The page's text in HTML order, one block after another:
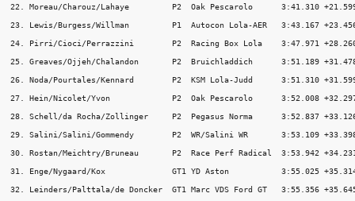
22. Moreau/Charouz/Lahaye         P2  Oak Pescarolo      3:41.310
23. Lewis/Burgess/Willman         P1  Autocon Lola-AER   3:43.167
24. Pirri/Cioci/Perrazzini        P2  Racing Box Lola    3:47.971
25. Greaves/Ojjeh/Chalandon       P2  Bruichladdich      3:51.189
26. Noda/Pourtales/Kennard        P2  KSM Lola-Judd      3:51.310
27. Hein/Nicolet/Yvon             P2  Oak Pescarolo      3:52.008
28. Schell/da Rocha/Zollinger     P2  Pegasus Norma      3:52.837
29. Salini/Salini/Gommendy        P2  WR/Salini WR       3:53.109
30. Rostan/Meichtry/Bruneau       P2  Race Perf Radical  3:53.942
31. Enge/Nygaard/Kox              GT1 YD Aston           3:55.025
32. Leinders/Palttala/de Doncker  GT1 Marc VDS Ford GT   3:55.356